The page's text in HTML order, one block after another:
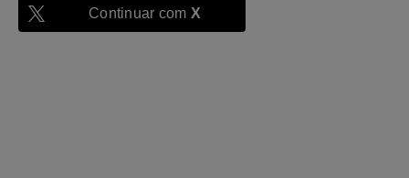
Continuar com X